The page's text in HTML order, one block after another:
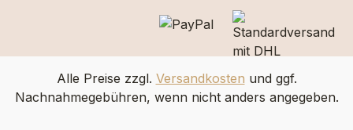
Alle Preise zzgl. Versandkosten und ggf.
Nachnahmegebühren, wenn nicht anders angegeben.